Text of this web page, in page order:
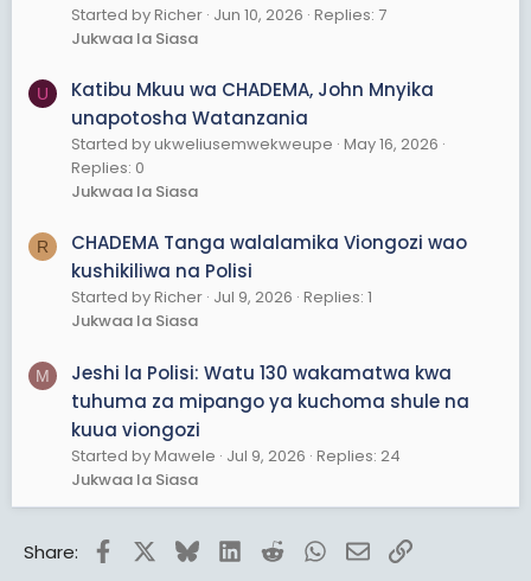
Started by Richer Jun 10, 2026 Replies: 7
Jukwaa la Siasa
U
Katibu Mkuu wa CHADEMA, John Mnyika
unapotosha Watanzania
Started by ukweliusemwekweupe May 16, 2026
Replies: 0
Jukwaa la Siasa
R
CHADEMA Tanga walalamika Viongozi wao
kushikiliwa na Polisi
Started by Richer Jul 9, 2026 Replies: 1
Jukwaa la Siasa
M
Jeshi la Polisi: Watu 130 wakamatwa kwa
tuhuma za mipango ya kuchoma shule na
kuua viongozi
Started by Mawele Jul 9, 2026 Replies: 24
Jukwaa la Siasa
Share: FacebookBlueskyLinkedInRedditWhatsApp
EmailLink